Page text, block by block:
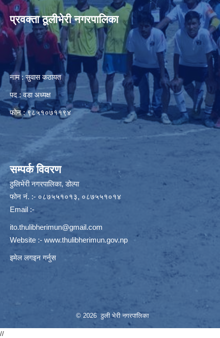
प्रवक्ता ठूलीभेरी नगरपालिका
नाम : सुवास कठायत
पद : वडा अध्यक्ष
फोन : ९८५१०७११९४
सम्पर्क विवरण
ठुलिभेरी नगरपालिका, डोल्पा
फोन नं. :- ०८७५५१०१३, ०८७५५१०१४
Email :-
ito.thulibherimun@gmail.com
Website :- www.thulibherimun.gov.np
इमेल लगइन गर्नुस
© 2026 ठुली भेरी नगरपालिका
//